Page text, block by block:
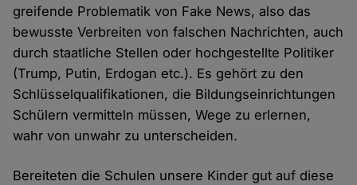
greifende Problematik von Fake News, also das
bewusste Verbreiten von falschen Nachrichten, auch
durch staatliche Stellen oder hochgestellte Politiker
(Trump, Putin, Erdogan etc.). Es gehört zu den
Schlüsselqualifikationen, die Bildungseinrichtungen
Schülern vermitteln müssen, Wege zu erlernen,
wahr von unwahr zu unterscheiden.
Bereiteten die Schulen unsere Kinder gut auf diese